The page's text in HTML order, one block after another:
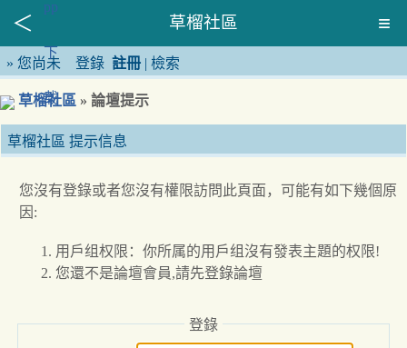
草榴社區
» 您尚未 登錄 註冊 | 檢索
草榴社區 » 論壇提示
草榴社區 提示信息
您沒有登錄或者您沒有權限訪問此頁面，可能有如下幾個原
因:
用戶组权限：你所属的用戶组沒有發表主題的权限!
您還不是論壇會員,請先登錄論壇
登錄